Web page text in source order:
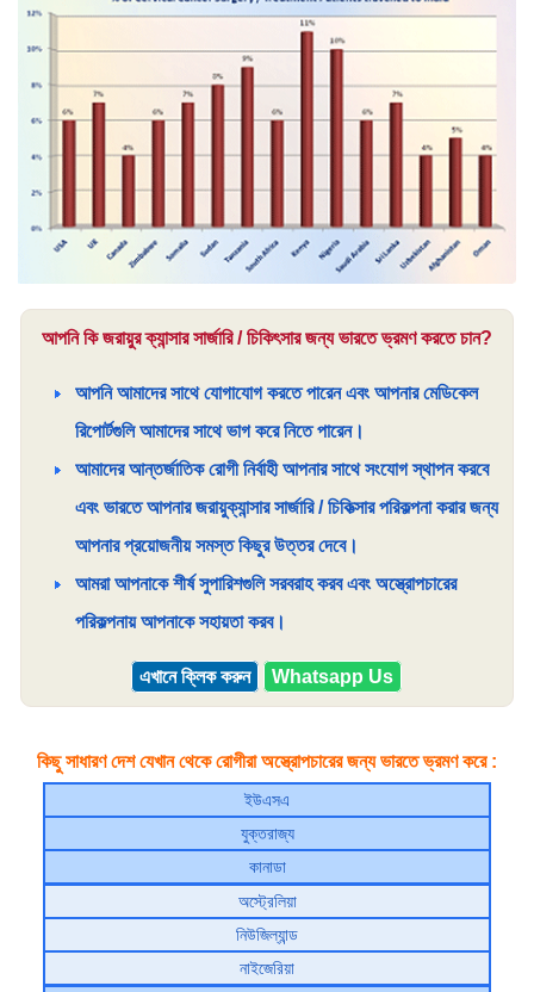
আপনি কি জরায়ুর ক্যান্সার সার্জারি / চিকিৎসার জন্য ভারতে ভ্রমণ করতে চান?
আপনি আমাদের সাথে যোগাযোগ করতে পারেন এবং আপনার মেডিকেল
রিপোর্টগুলি আমাদের সাথে ভাগ করে নিতে পারেন।
আমাদের আন্তর্জাতিক রোগী নির্বাহী আপনার সাথে সংযোগ স্থাপন করবে
এবং ভারতে আপনার জরায়ুক্যান্সার সার্জারি / চিকিত্সার পরিকল্পনা করার জন্য
আপনার প্রয়োজনীয় সমস্ত কিছুর উত্তর দেবে।
আমরা আপনাকে শীর্ষ সুপারিশগুলি সরবরাহ করব এবং অস্ত্রোপচারের
পরিকল্পনায় আপনাকে সহায়তা করব।
এখানে ক্লিক করুন Whatsapp Us
কিছু সাধারণ দেশ যেখান থেকে রোগীরা অস্ত্রোপচারের জন্য ভারতে ভ্রমণ করে :
ইউএসএ
যুক্তরাজ্য
কানাডা
অস্ট্রেলিয়া
নিউজিল্যান্ড
নাইজেরিয়া